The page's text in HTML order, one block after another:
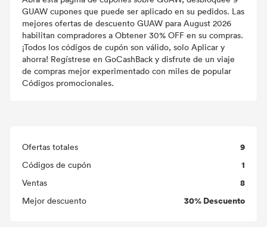
GUAW cupones que puede ser aplicado en su pedidos. Las
mejores ofertas de descuento GUAW para August 2026
habilitan compradores a Obtener 30% OFF en su compras.
¡Todos los códigos de cupón son válido, solo Aplicar y
ahorra! Regístrese en GoCashBack y disfrute de un viaje
de compras mejor experimentado con miles de popular
Códigos promocionales.
Ofertas totales 9
Códigos de cupón 1
Ventas 8
Mejor descuento 30% Descuento